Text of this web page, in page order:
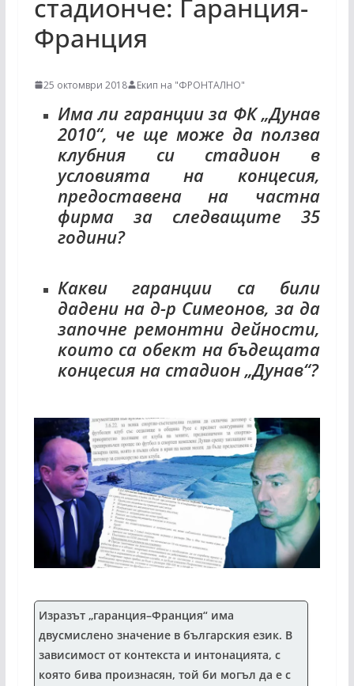
стадионче: Гаранция-
Франция
25 октомври 2018 Екип на "ФРОНТАЛНО"
Има ли гаранции за ФК „Дунав
2010“, че ще може да ползва
клубния си стадион в
условията на концесия,
предоставена на частна
фирма за следващите 35
години?
Какви гаранции са били
дадени на д-р Симеонов, за да
започне ремонтни дейности,
които са обект на бъдещата
концесия на стадион „Дунав“?
Изразът „гаранция–Франция“ има
двусмислено значение в българския език. В
зависимост от контекста и интонацията, с
която бива произнасян, той би могъл да е с